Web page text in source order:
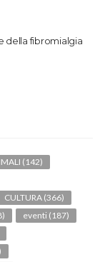
della fibromialgia
(142)
CULTURA (366)
eventi (187)